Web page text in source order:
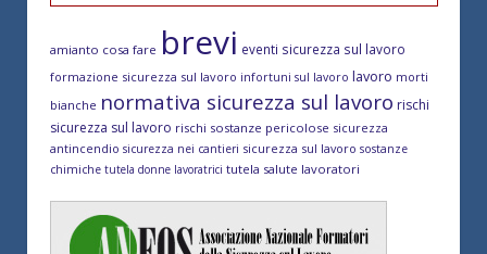
amianto cosa fare brevi eventi sicurezza sul lavoro
formazione sicurezza sul lavoro infortuni sul lavoro lavoro morti
bianche normativa sicurezza sul lavoro rischi
sicurezza sul lavoro rischi sostanze pericolose sicurezza
antincendio sicurezza nei cantieri sicurezza sul lavoro sostanze
chimiche tutela donne lavoratrici tutela salute lavoratori